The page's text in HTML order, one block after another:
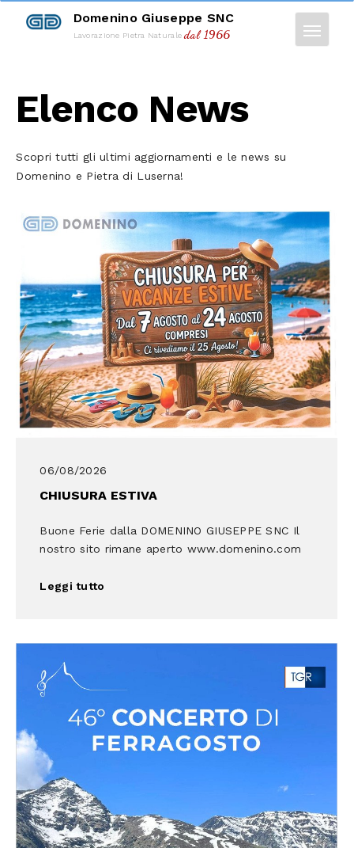
Domenino Giuseppe SNC
Lavorazione Pietra Naturaledal 1966
Elenco News
Scopri tutti gli ultimi aggiornamenti e le news su
Domenino e Pietra di Luserna!
06/08/2026
CHIUSURA ESTIVA
Buone Ferie dalla DOMENINO GIUSEPPE SNC Il
nostro sito rimane aperto www.domenino.com
Leggi tutto